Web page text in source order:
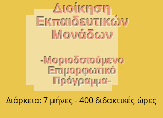
Διοίκηση
Εκπαιδευτικών
Μονάδων
-Μοριοδοτούμενο
Επιμορφωτικό
Πρόγραμμα-
Διάρκεια: 7 μήνες - 400 διδακτικές ώρες